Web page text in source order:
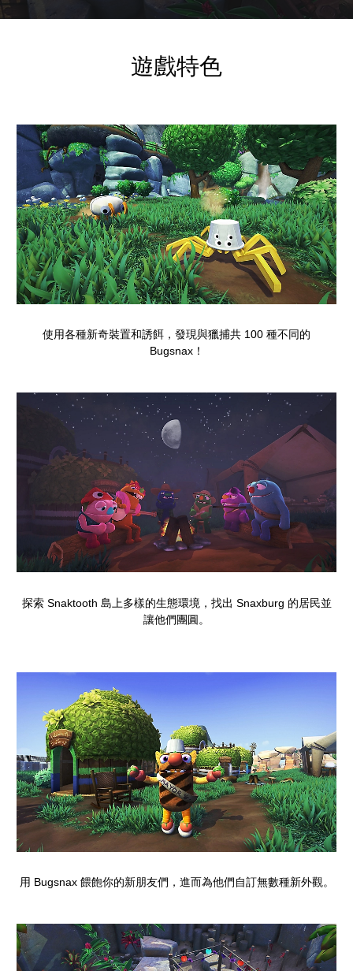
遊戲特色
使用各種新奇裝置和誘餌，發現與獵捕共 100 種不同的
Bugsnax！
探索 Snaktooth 島上多樣的生態環境，找出 Snaxburg 的居民並
讓他們團圓。
用 Bugsnax 餵飽你的新朋友們，進而為他們自訂無數種新外觀。